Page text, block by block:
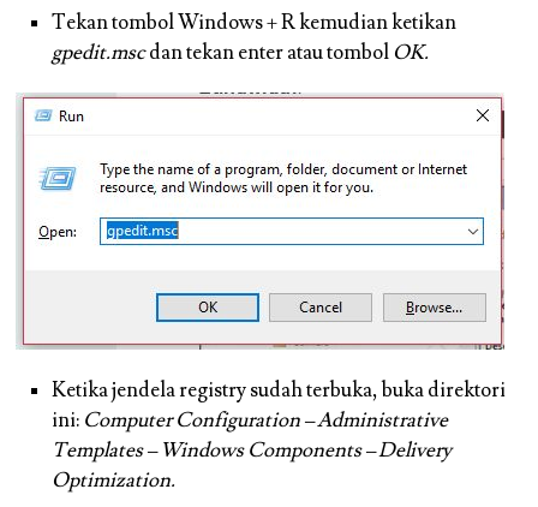
Tekan tombolWindows + Rkemudian ketikan
gpedit.mscdan tekan enter atau tombol OK.
Ketika jendela registry sudah terbuka, buka direktori
ini: Computer Configuration – Administrative
Templates – Windows Components – Delivery
Optimization.